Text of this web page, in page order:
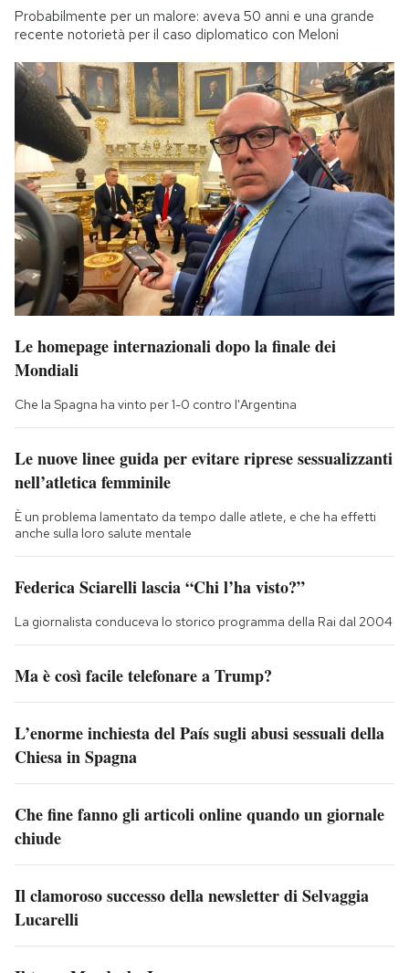
Probabilmente per un malore: aveva 50 anni e una grande
recente notorietà per il caso diplomatico con Meloni
Le homepage internazionali dopo la finale dei
Mondiali
Che la Spagna ha vinto per 1-0 contro l'Argentina
Le nuove linee guida per evitare riprese sessualizzanti
nell’atletica femminile
È un problema lamentato da tempo dalle atlete, e che ha effetti
anche sulla loro salute mentale
Federica Sciarelli lascia “Chi l’ha visto?”
La giornalista conduceva lo storico programma della Rai dal 2004
Ma è così facile telefonare a Trump?
L’enorme inchiesta del País sugli abusi sessuali della
Chiesa in Spagna
Che fine fanno gli articoli online quando un giornale
chiude
Il clamoroso successo della newsletter di Selvaggia
Lucarelli